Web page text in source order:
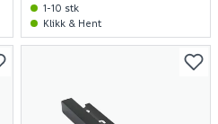
1-10 stk
Klikk & Hent